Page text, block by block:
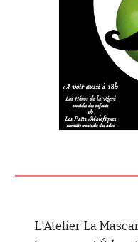
L'Atelier La